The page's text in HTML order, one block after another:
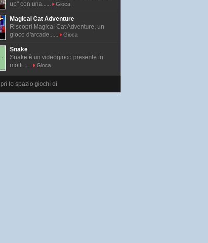
up" con una......
Gioca
Magical Cat Adventure
Riscopri Magical Cat Adventure, un
gioco d'arcade......
Gioca
Snake
Snake è un videogioco presente in
molti......
Gioca
lo spazio giochi di